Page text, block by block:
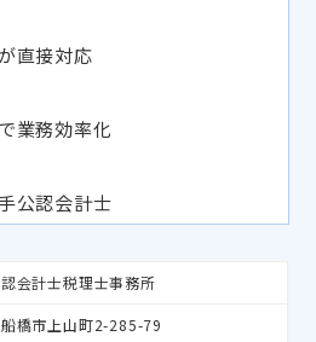
直接対応
業務効率化
公認会計士
会計士税理士事務所
橋市上山町2-285-79